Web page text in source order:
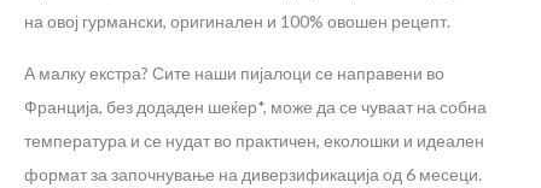
на овој гурмански, оригинален и 100% овошен рецепт.
А малку екстра? Сите наши пијалоци се направени во
Франција, без додаден шеќер*, може да се чуваат на собна
температура и се нудат во практичен, еколошки и идеален
формат за започнување на диверзификација од 6 месеци.